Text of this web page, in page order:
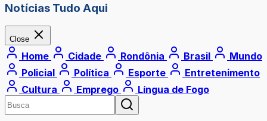
Notícias Tudo Aqui
Close
Home Cidade Rondônia Brasil
Mundo
Policial
Política Esporte
Entretenimento
Cultura
Emprego Língua de Fogo